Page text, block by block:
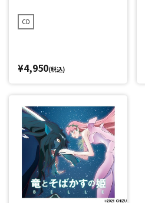
CD
¥4,950(税込)